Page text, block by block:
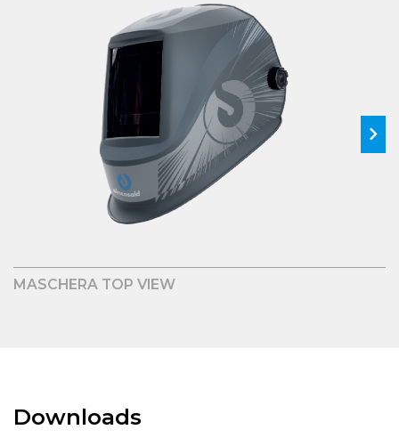
MASCHERA TOP VIEW
Downloads